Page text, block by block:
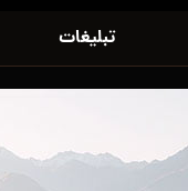
تبلیغات